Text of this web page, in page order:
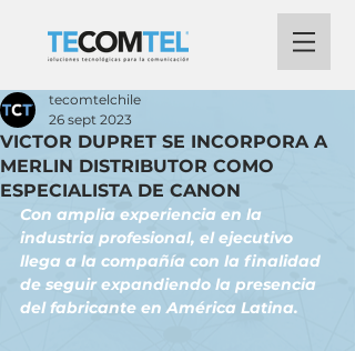
VICTOR DUPRET SE INCORPORA A
MERLIN DISTRIBUTOR COMO
ESPECIALISTA DE CANON
tecomtelchile
26 sept 2023
Con amplia experiencia en la
industria profesional, el ejecutivo
llega a la compañía con la finalidad
de seguir expandiendo la presencia
del fabricante en América Latina.